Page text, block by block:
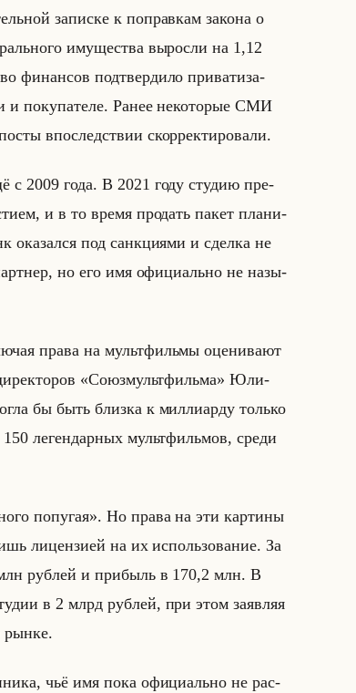
за­пис­ке к по­прав­кам за­ко­на о
иму­ще­ства вы­рос­ли на 1,12
фи­нан­сов под­твер­ди­ло при­ва­ти­за­
и по­ку­па­те­ле. Ранее неко­то­рые СМИ
впо­след­ствии скор­рек­ти­ро­ва­ли.
с 2009 года. В 2021 году сту­дию пре­
и в то время про­дать пакет пла­ни­
ока­зал­ся под санк­ци­ями и сдел­ка не
но его имя офи­ци­ально не на­зы­
права на мульт­фильмы оце­ни­ва­ют
«Союзмультфильма» Юли­
бы быть близ­ка к мил­ли­ар­ду только
ле­ген­дар­ных мульт­фильмов, среди
попугая». Но права на эти кар­ти­ны
ли­цен­зи­ей на их ис­пользо­ва­ние. За
руб­лей и при­быль в 170,2 млн. В
в 2 млрд руб­лей, при этом за­яв­ляя
чьё имя пока офи­ци­ально не рас­